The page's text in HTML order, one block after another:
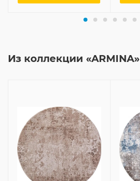
Из коллекции «ARMINA»